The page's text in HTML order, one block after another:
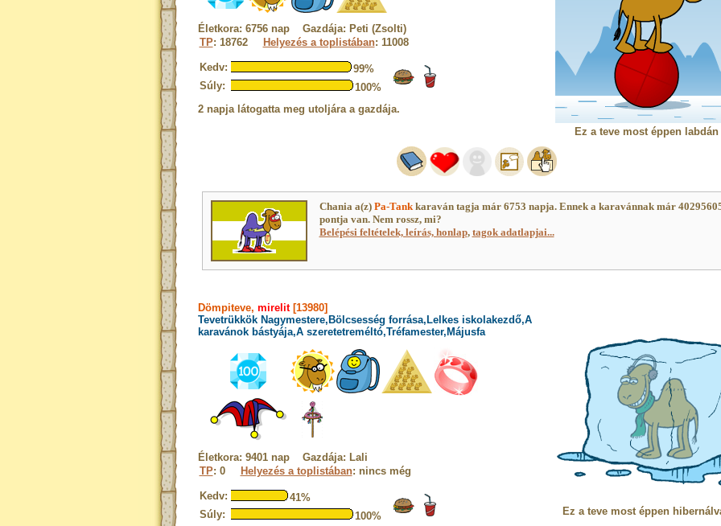
Életkora: 6756 nap Gazdája: Peti (Zsolti)
TP: 18762 Helyezés a toplistában: 11008
Kedv:
99%
Súly:
100%
2 napja látogatta meg utoljára a gazdája.
Ez a teve most éppen labdán
Chania a(z) Pa-Tankkaraván tagja már 6753 napja. Ennek a karavánnak már
pontja van. Nem rossz, mi?
Belépési feltételek, leírás, honlap, tagok adatlapjai...
Dömpiteve, mirelit[13980]
Tevetrükkök Nagymestere,Bölcsesség forrása,Lelkes iskolakezdő,A
karavánok bástyája,A szeretetreméltó,Tréfamester,Májusfa
Életkora: 9401 nap Gazdája: Lali
TP: 0 Helyezés a toplistában: nincs még
Kedv:
41%
Súly:
100%
Ez a teve most éppen